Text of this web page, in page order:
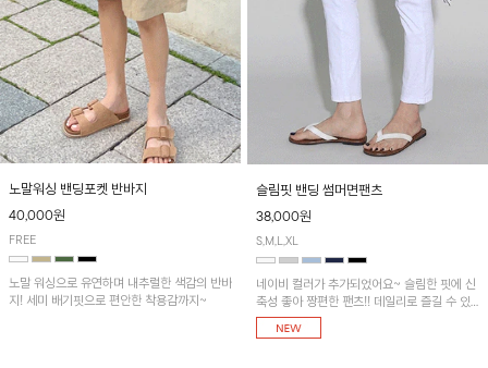
노말워싱 밴딩포켓 반바지
40,000원
FREE
노말 워싱으로 유연하며 내추럴한 색감의 반바
지! 세미 배기핏으로 편안한 착용감까지~
슬림핏 밴딩 썸머면팬츠
38,000원
S,M,L,XL
네이비 컬러가 추가되었어요~ 슬림한 핏에 신
축성 좋아 짱편한 팬츠!! 데일리로 즐길 수 있
는 기본 컬러들로 준비했어요~